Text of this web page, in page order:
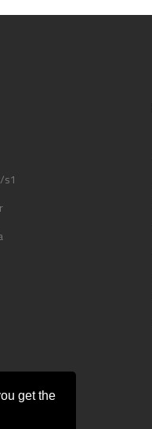
get the
s1